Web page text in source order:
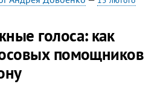
голоса: как
помощников